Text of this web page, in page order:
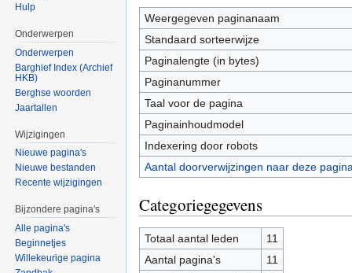
Weergegeven paginanaam
Standaard sorteerwijze
Paginalengte (in bytes)
Paginanummer
Taal voor de pagina
Paginainhoudmodel
Indexering door robots
Aantal doorverwijzingen naar deze
Categoriegegevens
Totaal aantal leden
11
Aantal pagina's
11
Hulp
Onderwerpen
Onderwerpen
Barghief Index (Archief
HKB)
Berghse woorden
Jaartallen
Wijzigingen
Nieuwe pagina's
Nieuwe bestanden
Recente wijzigingen
Bijzondere pagina's
Alle pagina's
Beginnetjes
Willekeurige pagina